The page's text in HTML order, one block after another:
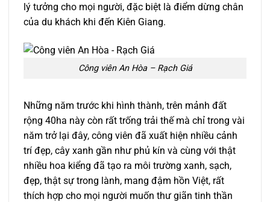
lý tưởng cho mọi người, đặc biệt là điểm dừng chân
của du khách khi đến Kiên Giang.
Công viên An Hòa – Rạch Giá
Những năm trước khi hình thành, trên mảnh đất
rộng 40ha này còn rất trống trải thế mà chỉ trong vài
năm trở lại đây, công viên đã xuất hiện nhiều cảnh
trí đẹp, cây xanh gần như phủ kín và cùng với thật
nhiều hoa kiểng đã tạo ra môi trường xanh, sạch,
đẹp, thật sự trong lành, mang đậm hồn Việt, rất
thích hợp cho mọi người muốn thư giãn tinh thần